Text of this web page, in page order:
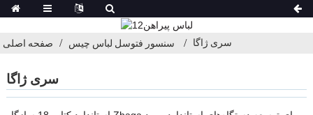
صفحه اصلی سنسور فتوسل لباس چیس سری ژاگا
سری ژاگا